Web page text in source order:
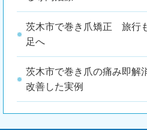
茨木市で巻き爪矯正 旅行
足へ
茨木市で巻き爪の痛み即解
改善した実例